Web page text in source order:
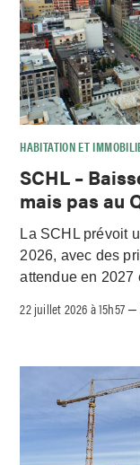
HABITATION ET
SCHL –
mais pas au
La SCHL prévoit
2026, avec des
attendue en 2027
22 juillet 2026 à 15h57 –